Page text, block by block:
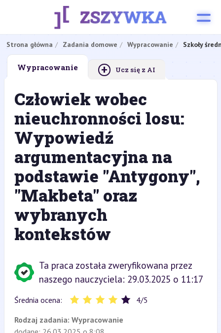
Strona główna Zadania domowe Wypracowanie Szkoły
Wypracowanie + Ucz się z AI
Człowiek wobec
nieuchronności losu:
Wypowiedź
argumentacyjna na
podstawie "Antygony",
"Makbeta" oraz
wybranych
kontekstów
Ta praca została zweryfikowana przez
naszego nauczyciela: 29.03.2025 o 11:17
Średnia ocena: 4/5
Rodzaj zadania: Wypracowanie